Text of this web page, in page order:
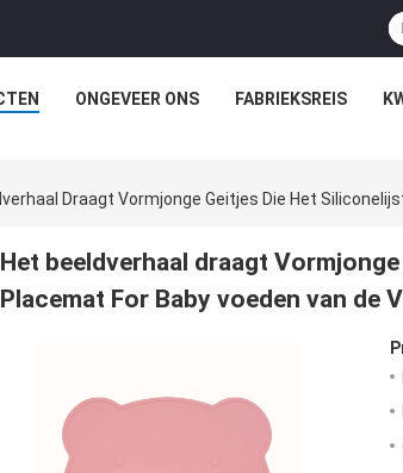
ONGEVEER ONS FABRIEKSREIS
Draagt Vormjonge Geitjes Die Het
Het beeldverhaal draagt
Placemat For Baby voeden van de